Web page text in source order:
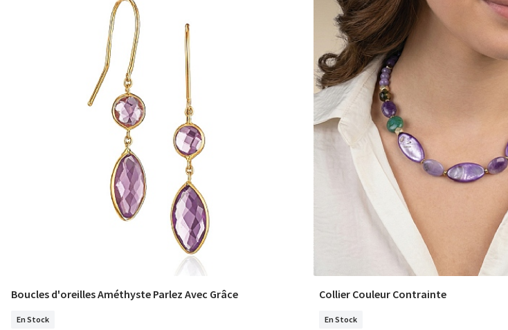
COMMANDER
Boucles d'oreilles Améthyste Parlez Avec Grâce
En Stock
COMMANDER
Collier Couleur Contrainte
En Stock